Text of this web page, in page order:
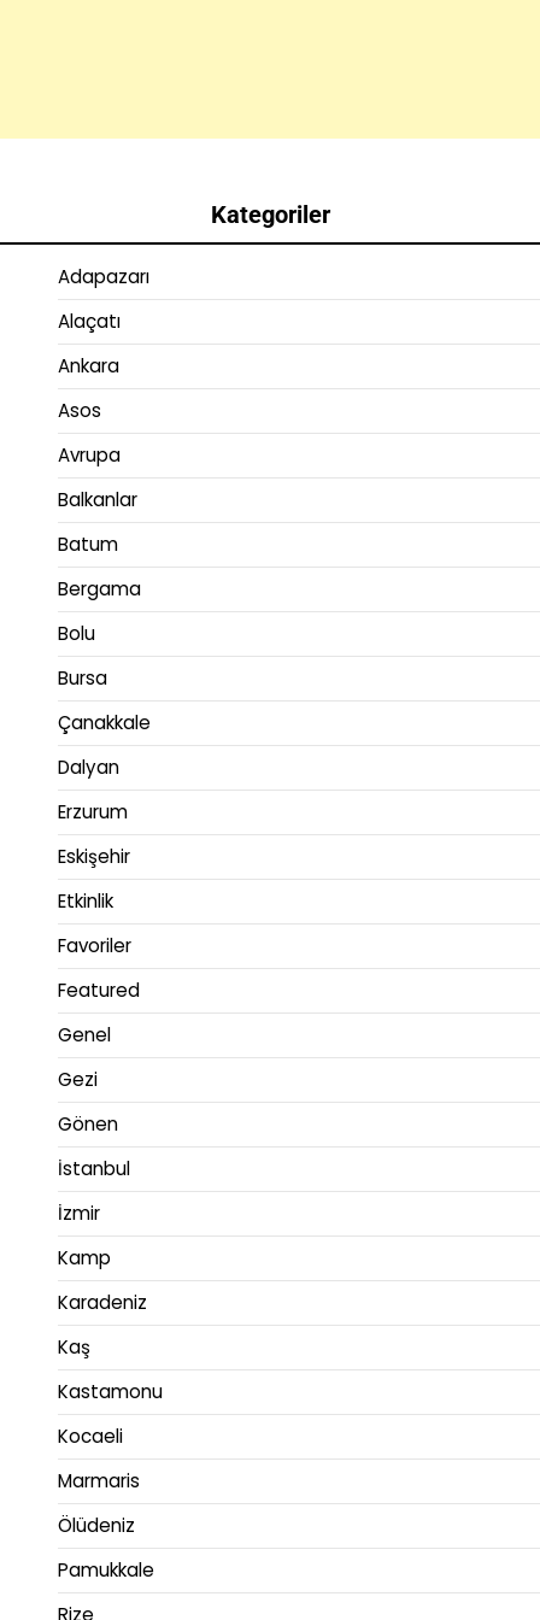
Kategoriler
Adapazarı
Alaçatı
Ankara
Asos
Avrupa
Balkanlar
Batum
Bergama
Bolu
Bursa
Çanakkale
Dalyan
Erzurum
Eskişehir
Etkinlik
Favoriler
Featured
Genel
Gezi
Gönen
İstanbul
İzmir
Kamp
Karadeniz
Kaş
Kastamonu
Kocaeli
Marmaris
Ölüdeniz
Pamukkale
Rize